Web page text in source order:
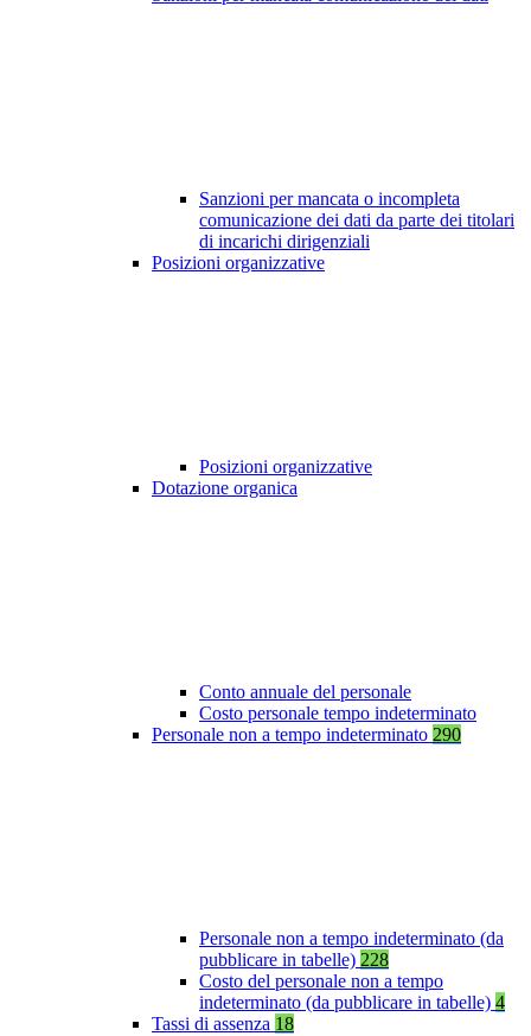
Sanzioni per mancata o incompleta
comunicazione dei dati da parte dei titolari
di incarichi dirigenziali
Posizioni organizzative
Posizioni organizzative
Dotazione organica
Conto annuale del personale
Costo personale tempo indeterminato
Personale non a tempo indeterminato 290
Personale non a tempo indeterminato (da
pubblicare in tabelle) 228
Costo del personale non a tempo
indeterminato (da pubblicare in tabelle) 4
Tassi di assenza 18